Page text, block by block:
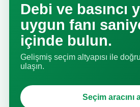
Debi ve basıncı
uygun fanı
içinde bulun.
Gelişmiş seçim altyapısı ile
ulaşın.
Seçim aracını